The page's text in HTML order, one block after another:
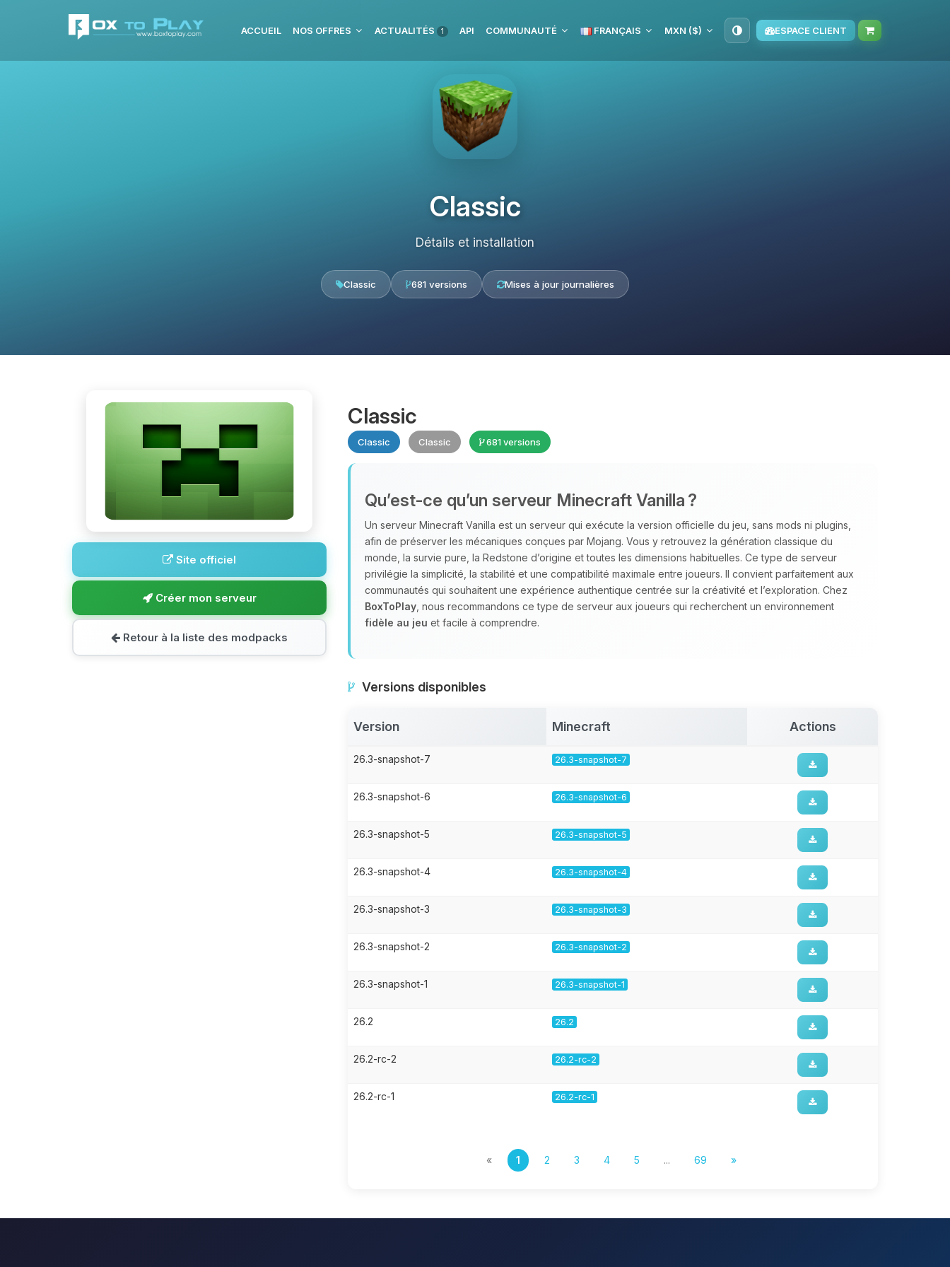
ACCUEIL NOS OFFRES ACTUALITÉS 1 API COMMUNAUTÉ FRANÇAIS MXN ($) ESPACE CLIENT
Classic
Détails et installation
Classic 681 versions Mises à jour journalières
Site officiel
Créer mon serveur
Retour à la liste des modpacks
Classic
Classic Classic 681 versions
Qu’est‑ce qu’un serveur Minecraft Vanilla ?
Un serveur Minecraft Vanilla est un serveur qui exécute la version officielle du jeu, sans mods ni plugins,
afin de préserver les mécaniques conçues par Mojang. Vous y retrouvez la génération classique du
monde, la survie pure, la Redstone d’origine et toutes les dimensions habituelles. Ce type de serveur
privilégie la simplicité, la stabilité et une compatibilité maximale entre joueurs. Il convient parfaitement aux
communautés qui souhaitent une expérience authentique centrée sur la créativité et l’exploration. Chez
BoxToPlay , nous recommandons ce type de serveur aux joueurs qui recherchent un environnement
fidèle au jeu et facile à comprendre.
Versions disponibles
Version Minecraft Actions
26.3-snapshot-7 26.3-snapshot-7
26.3-snapshot-6 26.3-snapshot-6
26.3-snapshot-5 26.3-snapshot-5
26.3-snapshot-4 26.3-snapshot-4
26.3-snapshot-3 26.3-snapshot-3
26.3-snapshot-2 26.3-snapshot-2
26.3-snapshot-1 26.3-snapshot-1
26.2 26.2
26.2-rc-2 26.2-rc-2
26.2-rc-1 26.2-rc-1
« 1 2 3 4 5 ... 69 »